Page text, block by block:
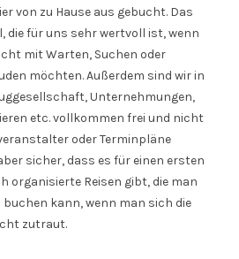
von zu Hause aus gebucht. Das
die für uns sehr wertvoll ist, wenn
mit Warten, Suchen oder
möchten. Außerdem sind wir in
Unternehmungen,
etc. vollkommen frei und nicht
oder Terminpläne
sicher, dass es für einen ersten
organisierte Reisen gibt, die man
kann, wenn man sich die
zutraut.